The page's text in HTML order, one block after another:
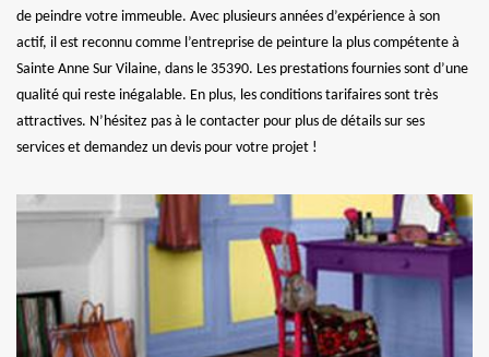
de peindre votre immeuble. Avec plusieurs années d’expérience à son
actif, il est reconnu comme l’entreprise de peinture la plus compétente à
Sainte Anne Sur Vilaine, dans le 35390. Les prestations fournies sont d’une
qualité qui reste inégalable. En plus, les conditions tarifaires sont très
attractives. N’hésitez pas à le contacter pour plus de détails sur ses
services et demandez un devis pour votre projet !